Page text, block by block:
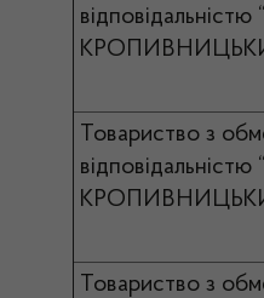
Товариство з
Товариство з